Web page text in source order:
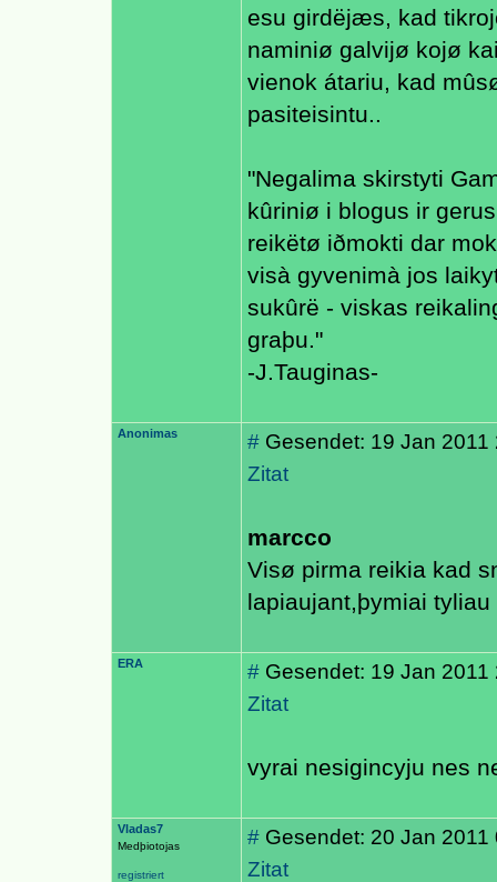
esu girdëjæs, kad
naminiø galvijø kojø
vienok átariu, kad
pasiteisintu..
"Negalima skirstyti
kûriniø i blogus ir
reikëtø iðmokti dar
visà gyvenimà jos
sukûrë - viskas
graþu."
-J.Tauginas-
Anonimas # Gesendet: 19 Jan 2011
Zitat
marcco
Visø pirma reikia kad
lapiaujant,þymiai
ERA # Gesendet: 19 Jan 2011
Zitat
vyrai nesigincyju nes
Vladas7
Medþiotojas
registriert
# Gesendet: 20 Jan
Zitat